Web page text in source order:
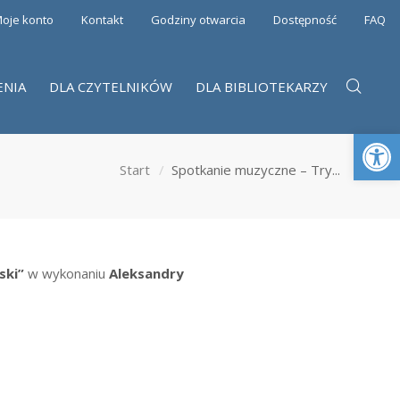
konto Kontakt Godziny otwarcia Dostępność FAQ
DLA CZYTELNIKÓW DLA BIBLIOTEKARZY
Start Spotkanie muzyczne – Try...
w wykonaniu Aleksandry